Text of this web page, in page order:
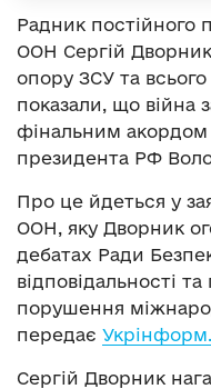
Радник постійного
ООН Сергій
опору ЗСУ та
показали, що війна
фінальним акордом
президента РФ
Про це йдеться у
ООН, яку Дворник
дебатах Ради
відповідальності
порушення
передає Укрінформ.
Сергій Дворник